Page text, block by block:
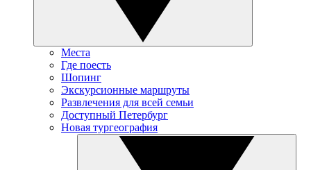
Места
Где поесть
Шопинг
Экскурсионные маршруты
Развлечения для всей семьи
Доступный Петербург
Новая тургеография